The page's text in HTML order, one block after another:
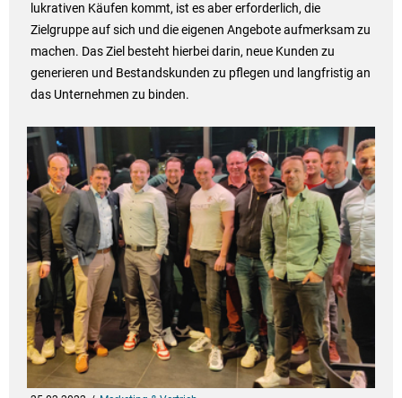
lukrativen Käufen kommt, ist es aber erforderlich, die
Zielgruppe auf sich und die eigenen Angebote aufmerksam zu
machen. Das Ziel besteht hierbei darin, neue Kunden zu
generieren und Bestandskunden zu pflegen und langfristig an
das Unternehmen zu binden.